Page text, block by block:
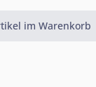
im Warenkorb